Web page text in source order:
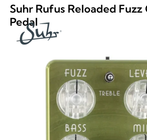
Suhr Rufus Reloaded
Pedal